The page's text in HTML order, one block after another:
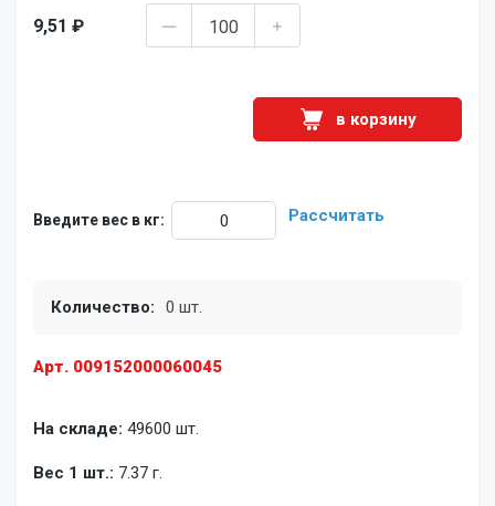
Арт. 009152000060045
На складе: 49600 шт.
Вес 1 шт.: 7.37 г.
9,51 ₽
в корзину
Введите вес в кг: Рассчитать
Количество: 0 шт.